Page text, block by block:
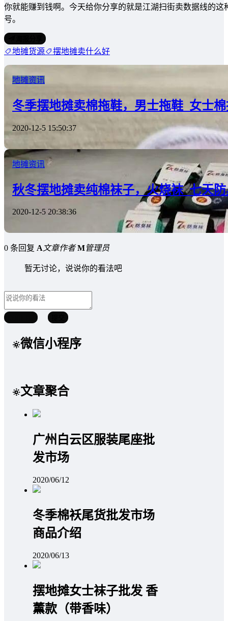
你就能赚到钱啊。今天给你分享的就是江湖扫街卖数据线的
号。
地摊货源 摆地摊卖什么好
地摊资讯
冬季摆地摊卖棉拖鞋，男士拖鞋_女士
2020-12-5 15:50:37
地摊资讯
秋冬摆地摊卖纯棉袜子，火烧袜_七天
2020-12-5 20:38:36
0 条回复 A文章作者 M管理员
暂无讨论，说说你的看法吧
微信小程序
文章聚合
广州白云区服装尾座批
发市场
2020/06/12
冬季棉袄尾货批发市场
商品介绍
2020/06/13
摆地摊女士袜子批发 香
薰款（带香味）